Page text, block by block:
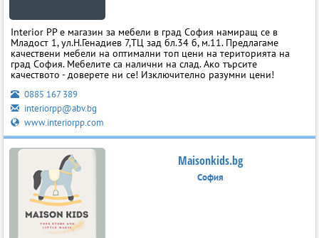
Interior PP е магазин за мебели в град София намиращ се в
Младост 1, ул.Н.Генадиев 7,ТЦ зад бл.34 б, м.11. Предлагаме
качествени мебели на оптимални топ цени на територията на
град София. Мебелите са налични на слад. Ако търсите
качеството - доверете ни се! Изключително разумни цени!
0885 167 389
interiorpp@abv.bg
www.interiorpp.com
Maisonkids.bg
София